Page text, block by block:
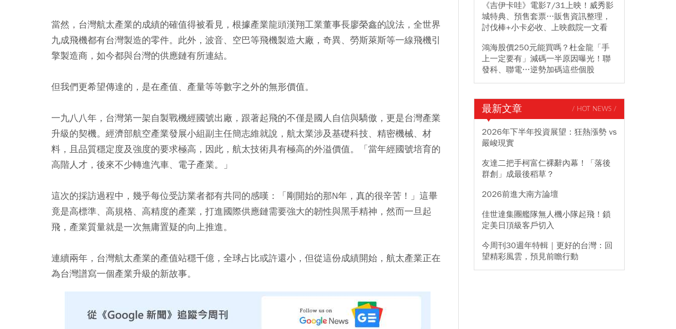
當然，台灣航太產業的成績的確值得被看見，根據產業龍頭漢翔工業董事長廖榮鑫的說法，全世界
九成飛機都有台灣製造的零件。此外，波音、空巴等飛機製造大廠，奇異、勞斯萊斯等一線飛機引
擎製造商，如今都與台灣的供應鏈有所連結。
但我們更希望傳達的，是在產值、產量等等數字之外的無形價值。
一九八八年，台灣第一架自製戰機經國號出廠，跟著起飛的不僅是國人自信與驕傲，更是台灣產業
升級的契機。經濟部航空產業發展小組副主任簡志維就說，航太業涉及基礎科技、精密機械、材
料，且品質穩定度及強度的要求極高，因此，航太技術具有極高的外溢價值。「當年經國號培育的
高階人才，後來不少轉進汽車、電子產業。」
這次的採訪過程中，幾乎每位受訪業者都有共同的感嘆：「剛開始的那N年，真的很辛苦！」這畢
竟是高標準、高規格、高精度的產業，打進國際供應鏈需要強大的韌性與黑手精神，然而一旦起
飛，產業質量就是一次無庸置疑的向上推進。
連續兩年，台灣航太產業的產值站穩千億，全球占比或許還小，但從這份成績開始，航太產業正在
為台灣譜寫一個產業升級的新故事。
《吉伊卡哇》電影7/31上映！威秀影
城特典、預售套票…販售資訊整理，
討伐棒+小卡必收、上映戲院一文看
鴻海股價250元能買嗎？杜金龍「手
上一定要有」減碼一半原因曝光！聯
發科、聯電…逆勢加碼這些個股
最新文章 / HOT NEWS /
2026年下半年投資展望：狂熱漲勢 vs
嚴峻現實
友達二把手柯富仁裸辭內幕！「落後
群創」成最後稻草？
2026前進大南方論壇
佳世達集團艦隊無人機小隊起飛！鎖
定美日頂級客戶切入
今周刊30週年特輯｜更好的台灣：回
望精彩風雲，預見前瞻行動